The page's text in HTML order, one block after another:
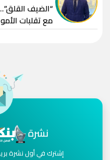
“الضيف
مع تقلبات
نشرة
إشترك في أول نشرة